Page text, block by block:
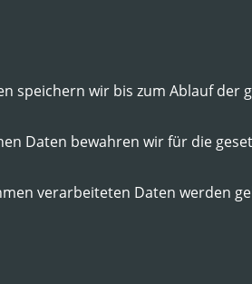
speichern wir bis zum Ablauf
Daten bewahren wir für die
verarbeiteten Daten werden